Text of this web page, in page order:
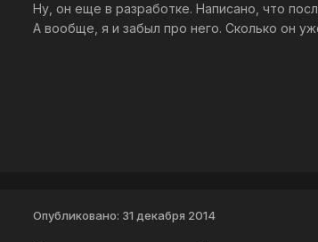
Ну, он еще в разработке. Написано, что
А вообще, я и забыл про него. Сколько он
Опубликовано: 31 декабря 2014